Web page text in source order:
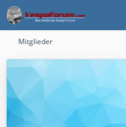
Mitglieder